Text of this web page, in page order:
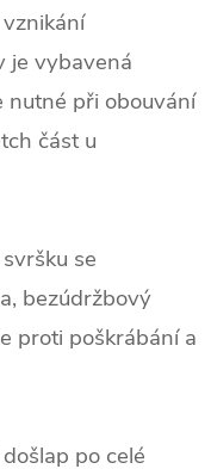
je vybavená
nutné při obouvání
část u
se
bezúdržbový
proti poškrábání a
po celé